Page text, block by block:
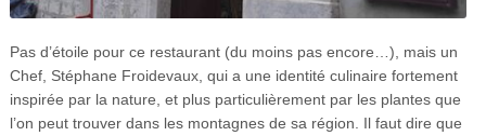
Pas d’étoile pour ce restaurant (du moins pas encore…), mais un
Chef, Stéphane Froidevaux, qui a une identité culinaire fortement
inspirée par la nature, et plus particulièrement par les plantes que
l’on peut trouver dans les montagnes de sa région. Il faut dire que